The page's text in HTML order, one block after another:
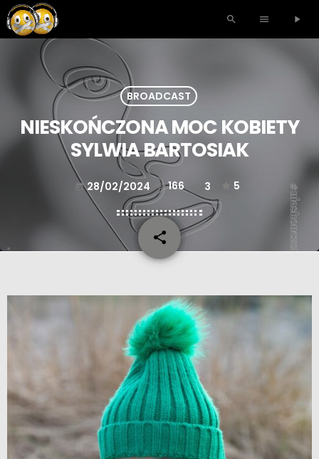
search menu play_arrow
BROADCAST
NIESKOŃCZONA MOC KOBIETY
SYLWIA BARTOSIAK
today 28/02/2024 166 3 5
share
email